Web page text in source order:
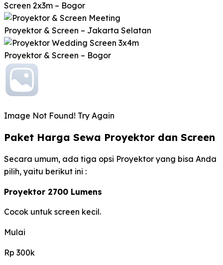
Screen 2x3m – Bogor
Proyektor & Screen – Jakarta Selatan
Proyektor & Screen – Bogor
Image Not Found! Try Again
Paket Harga Sewa Proyektor dan Screen
Secara umum, ada tiga opsi Proyektor yang bisa Anda
pilih, yaitu berikut ini :
Proyektor 2700 Lumens
Cocok untuk screen kecil.
Mulai
Rp 300k